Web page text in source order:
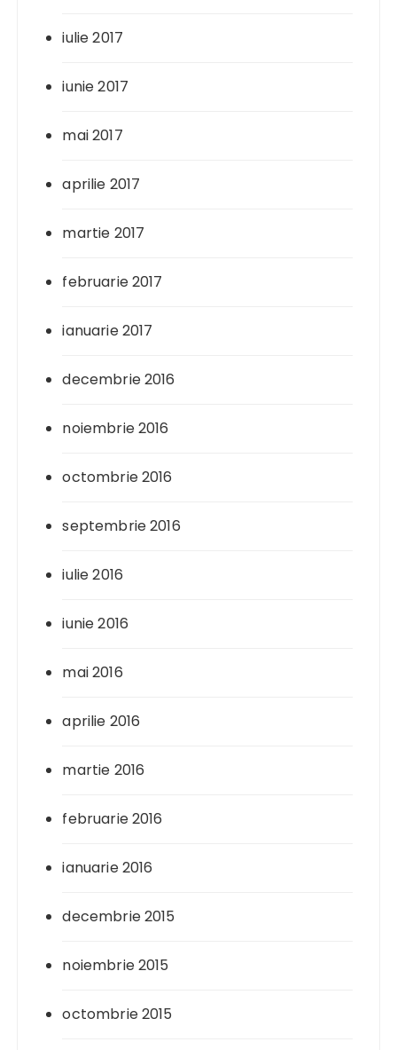
iulie 2017
iunie 2017
mai 2017
aprilie 2017
martie 2017
februarie 2017
ianuarie 2017
decembrie 2016
noiembrie 2016
octombrie 2016
septembrie 2016
iulie 2016
iunie 2016
mai 2016
aprilie 2016
martie 2016
februarie 2016
ianuarie 2016
decembrie 2015
noiembrie 2015
octombrie 2015